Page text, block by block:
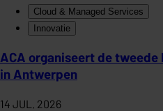
Cloud & Managed Services
Innovatie
ACA organiseert de tweede
in Antwerpen
14 JUL. 2026